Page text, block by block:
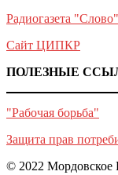
Радиогазета "Слово"
Сайт ЦИПКР
ПОЛЕЗНЫЕ
"Рабочая борьба"
Защита прав
© 2022 Мордовское